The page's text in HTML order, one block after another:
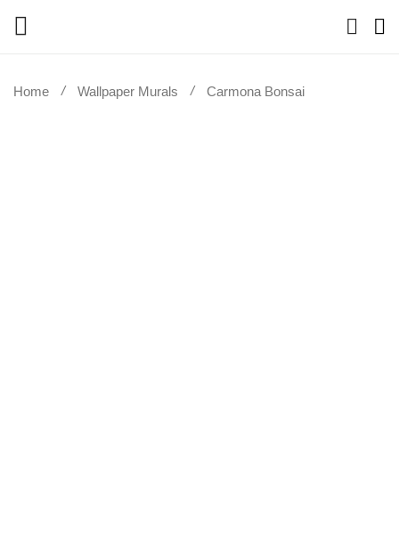
Home Wallpaper Murals Carmona Bonsai